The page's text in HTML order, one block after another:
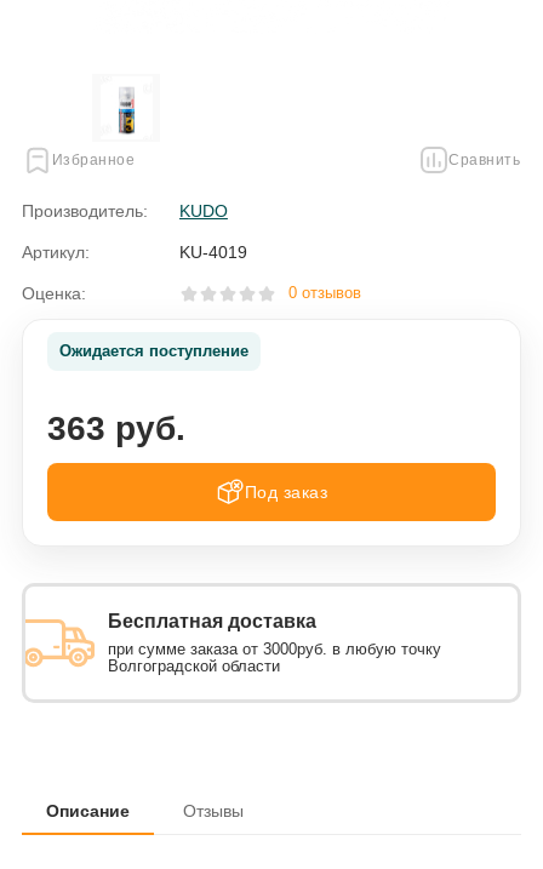
Избранное Сравнить
Производитель: KUDO
Артикул: KU-4019
Оценка: 0 отзывов
Ожидается поступление
363 руб.
Под заказ
Бесплатная доставка
при сумме заказа от 3000руб. в любую точку
Волгоградской области
Описание Отзывы